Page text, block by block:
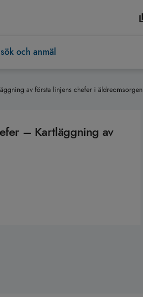
och anmäl
av första linjens chefer i äldreomsorgen
– Kartläggning av